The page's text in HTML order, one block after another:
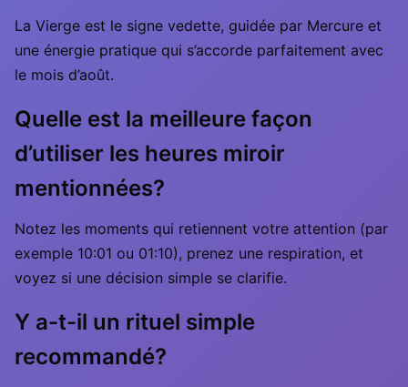
La Vierge est le signe vedette, guidée par Mercure et
une énergie pratique qui s’accorde parfaitement avec
le mois d’août.
Quelle est la meilleure façon
d’utiliser les heures miroir
mentionnées?
Notez les moments qui retiennent votre attention (par
exemple 10:01 ou 01:10), prenez une respiration, et
voyez si une décision simple se clarifie.
Y a-t-il un rituel simple
recommandé?